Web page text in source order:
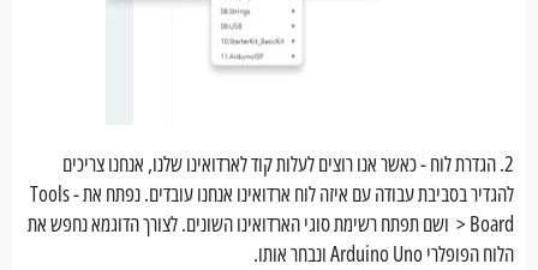
2. הגדרת לוח - כאשר אנו רוצים לעלות קוד לארדואינו שלנו, אנחנו צריכים
להגדיר בסביבת עבודה עם איזה לוח ארדואינו אנחנו עובדים. נפתח את Tools -
> Board ושם תפתח רשימת סוגי הארדואינו השונים. לצורך הדוגמא נחפש את
הלוח הפופלרי Arduino Uno ונבחר אותו.